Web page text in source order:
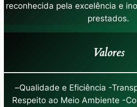
reconhecida pela excelência e
prestados.
Valores
–Qualidade e Eficiência -
Respeito ao Meio Ambiente -